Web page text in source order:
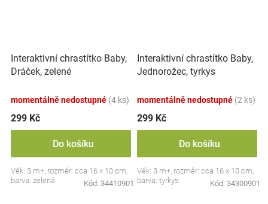
Interaktivní chrastítko Baby,
Dráček, zelené
momentálně nedostupné (4 ks)
299 Kč
Do košíku
Věk: 3 m+, rozměr: cca 16 x 10 cm,
barva: zelená
Kód: 34410901
Interaktivní chrastítko Baby,
Jednorožec, tyrkys
momentálně nedostupné (2 ks)
299 Kč
Do košíku
Věk: 3 m+, rozměr: cca 16 x 10 cm,
barva: tyrkys
Kód: 34300901